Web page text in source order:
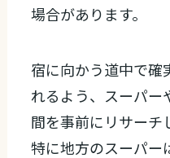
場合があります。
宿に向かう道中で確
れるよう、スーパー
間を事前にリサーチ
特に地方のスーパー